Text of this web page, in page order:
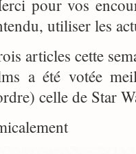
pour vos
utiliser les
articles cette
a été votée
celle de Star